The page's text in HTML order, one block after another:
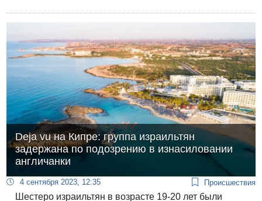
Deja vu на Кипре: группа израильтян
задержана по подозрению в изнасиловании
англичанки
4 сентября 2023, 12:35 Происшествия
Шестеро израильтян в возрасте 19-20 лет были